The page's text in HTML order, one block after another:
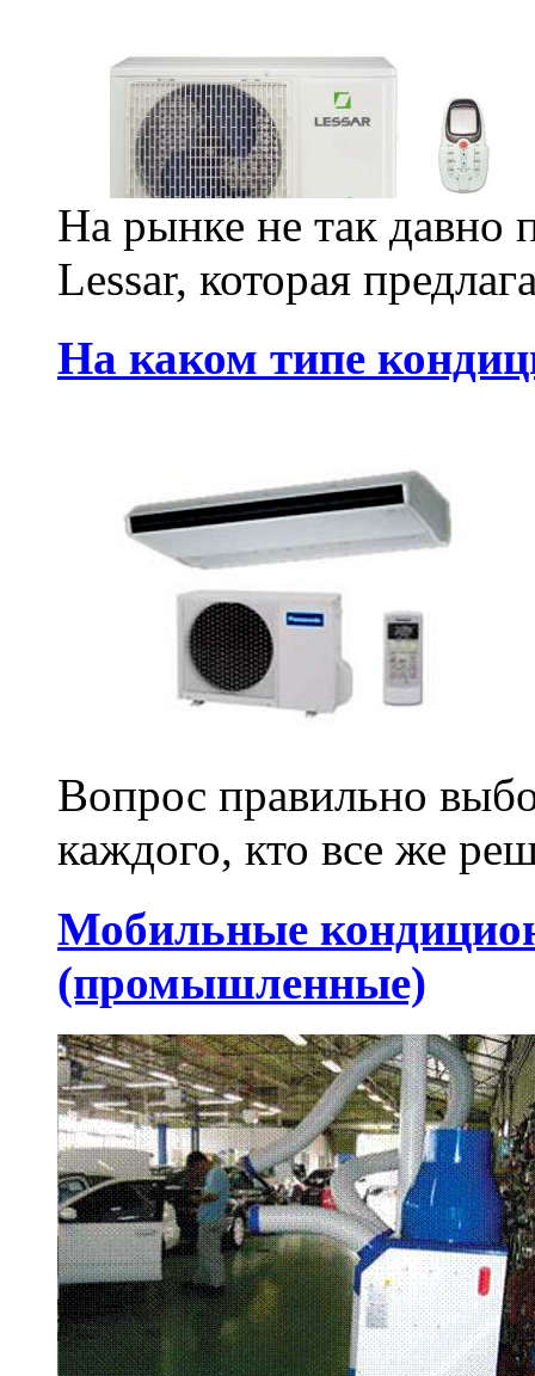
На рынке не так давно
Lessar, которая
На каком типе
Вопрос правильно
каждого, кто все же
Мобильные
(промышленные)